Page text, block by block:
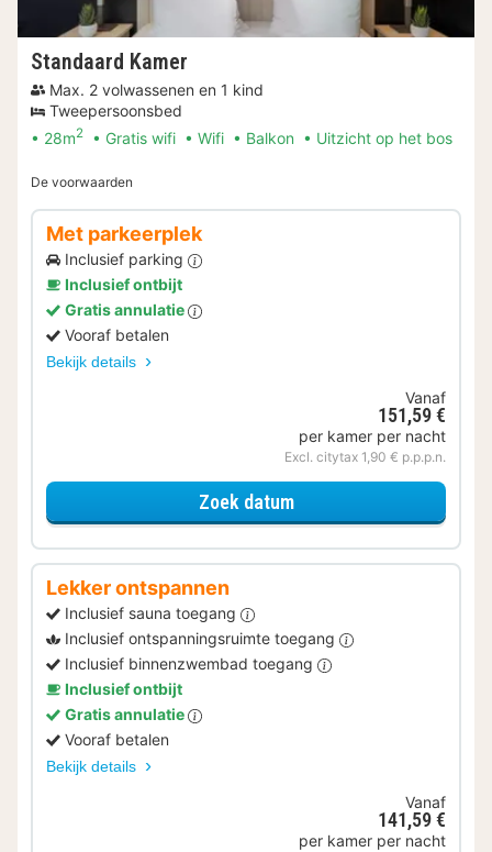
Standaard Kamer
Max. 2 volwassenen en 1 kind
Tweepersoonsbed
28m2 Gratis wifi Wifi Balkon Uitzicht op het bos
De voorwaarden
Met parkeerplek
Inclusief parking
Inclusief ontbijt
Gratis annulatie
Vooraf betalen
Bekijk details
Vanaf
151,59 €
per kamer per nacht
Excl. citytax 1,90 € p.p.p.n.
Zoek datumvoor Met parkeerplek
Lekker ontspannen
Inclusief sauna toegang
Inclusief ontspanningsruimte toegang
Inclusief binnenzwembad toegang
Inclusief ontbijt
Gratis annulatie
Vooraf betalen
Bekijk details
Vanaf
141,59 €
per kamer per nacht